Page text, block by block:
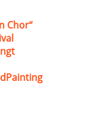
Chor“